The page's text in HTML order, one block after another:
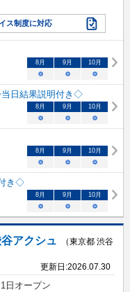
ス制度に対応
8 月 9 月 10月
○ ○ ○
日結果説明付き◇
8 月 9 月 10月
○ ○ ○
8 月 9 月 10月
○ ○ ○
き◇
8 月 9 月 10月
○ ○ ○
アクシュ
（東京都 渋谷
更新日:2026.07.30
日オープン